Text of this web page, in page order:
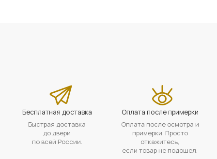
Бесплатная доставка
Быстрая доставка
до двери
по всей России.
Оплата после примерки
Оплата после осмотра и
примерки. Просто
откажитесь,
если товар не подошел.